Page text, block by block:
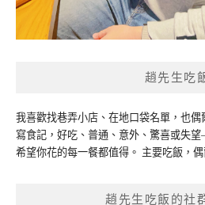
趙先生吃
我喜歡找巷弄小店、在地口袋名單，也
寫食記，好吃、普通、意外、驚喜或失
希望你花的每一餐都值得。 主要吃飯，
趙先生吃飯的社